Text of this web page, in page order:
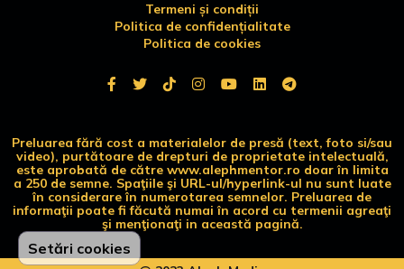
Setări cookies
Termeni și condiții
Politica de confidențialitate
Politica de cookies
Preluarea fără cost a materialelor de presă (text, foto si/sau
video), purtătoare de drepturi de proprietate intelectuală,
este aprobată de către www.alephmentor.ro doar în limita
a 250 de semne. Spaţiile şi URL-ul/hyperlink-ul nu sunt luate
în considerare în numerotarea semnelor. Preluarea de
informaţii poate fi făcută numai în acord cu termenii agreaţi
şi menţionaţi in această pagină.